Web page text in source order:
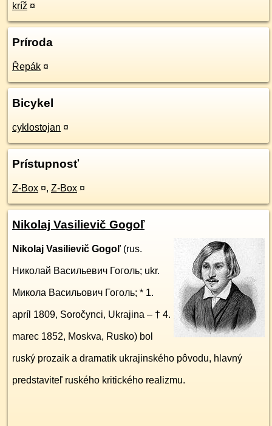
kríž ¤
Príroda
Řepák ¤
Bicykel
cyklostojan ¤
Prístupnosť
Z-Box ¤, Z-Box ¤
Nikolaj Vasilievič Gogoľ
Nikolaj Vasilievič Gogoľ(rus.
Николай Васильевич Гоголь; ukr.
Микола Васильович Гоголь; * 1.
apríl 1809, Soročynci, Ukrajina – † 4.
marec 1852, Moskva, Rusko) bol
ruský prozaik a dramatik ukrajinského pôvodu, hlavný
predstaviteľ ruského kritického realizmu.